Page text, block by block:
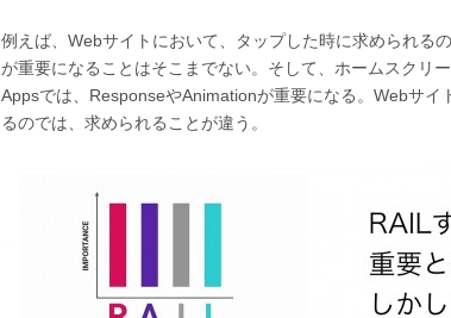
例えば、Webサイトにおいて、タップした時に求められる
が重要になることはそこまでない。そして、ホームスクリ
Appsでは、ResponseやAnimationが重要になる。Webサイ
るのでは、求められることが違う。